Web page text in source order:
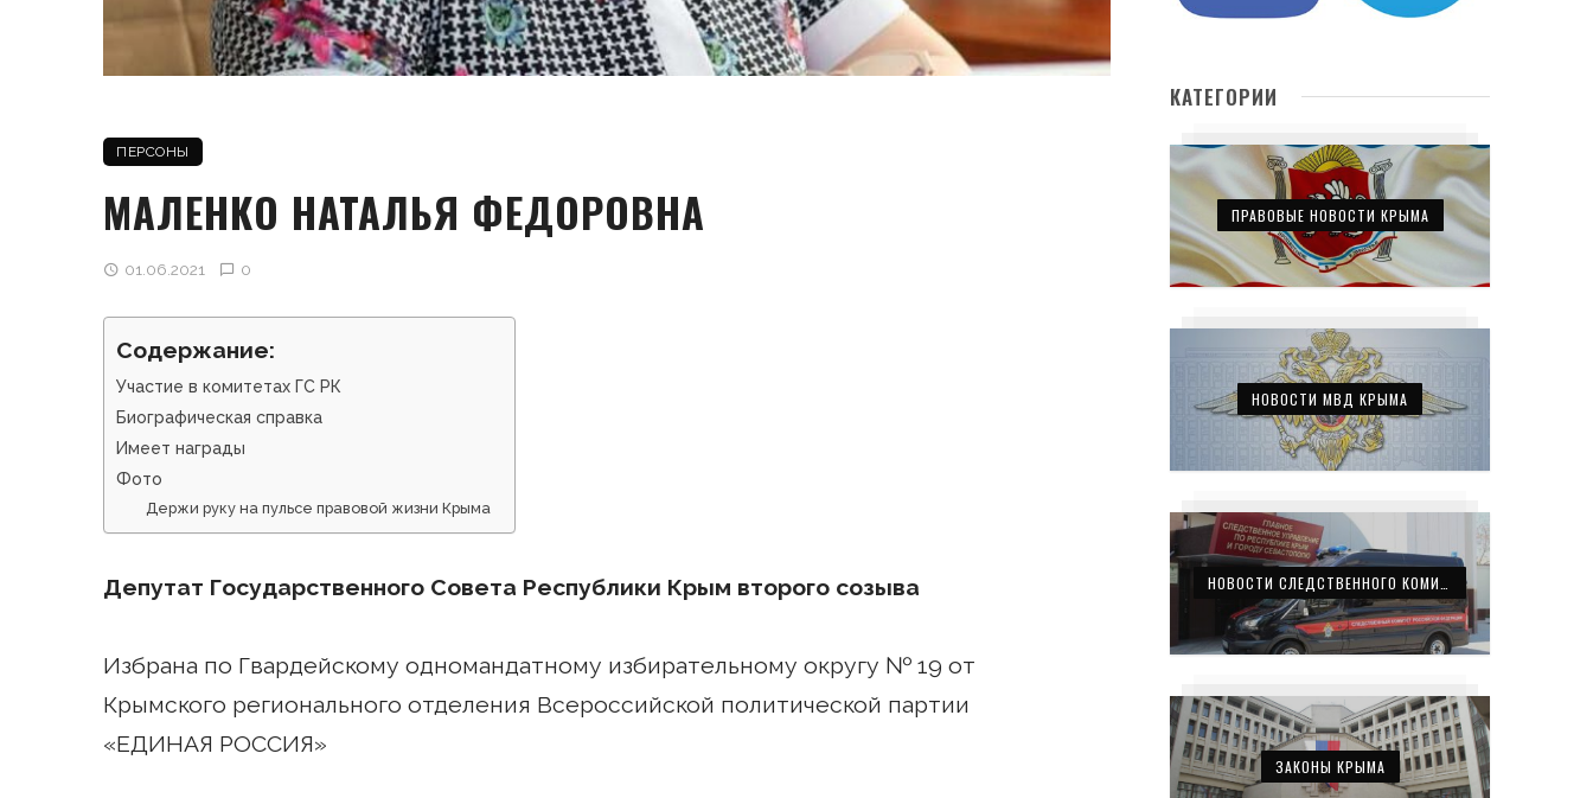
ПЕРСОНЫ
МАЛЕНКО НАТАЛЬЯ ФЕДОРОВНА
01.06.2021 0
Содержание:
Участие в комитетах ГС РК
Биографическая справка
Имеет награды
Фото
Держи руку на пульсе правовой жизни Крыма
Депутат Государственного Совета Республики Крым второго созыва
Избрана по Гвардейскому одномандатному избирательному округу № 19 от
Крымского регионального отделения Всероссийской политической партии
«ЕДИНАЯ РОССИЯ»
КАТЕГОРИИ
ПРАВОВЫЕ НОВОСТИ КРЫМА
НОВОСТИ МВД КРЫМА
ЗАКОНЫ КРЫМА